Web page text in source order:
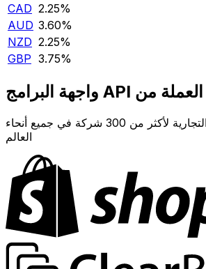
CAD 2.25‎%‎
AUD 3.60‎%‎
NZD 2.25‎%‎
GBP 3.75‎%‎
مصدر أسعار الفئة التجارية لأكثر من 300 شركة في جميع أنحاء
العالم